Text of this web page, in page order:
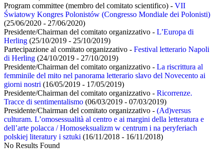
Program committee (membro del comitato scientifico) - VII
Światowy Kongres Polonistów (Congresso Mondiale dei Polonisti)
(25/06/2020 - 27/06/2020)
Presidente/Chairman del comitato organizzativo - L’Europa di
Herling (25/10/2019 - 25/10/2019)
Partecipazione al comitato organizzativo - Festival letterario Napoli
di Herling (24/10/2019 - 27/10/2019)
Presidente/Chairman del comitato organizzativo - La riscrittura al
femminile del mito nel panorama letterario slavo del Novecento ai
giorni nostri (16/05/2019 - 17/05/2019)
Presidente/Chairman del comitato organizzativo - Ricorrenze.
Tracce di sentimentalismo (06/03/2019 - 07/03/2019)
Presidente/Chairman del comitato organizzativo - (Ad)versus
culturam. L’omosessualità al centro e ai margini della letteratura e
dell’arte polacca / Homoseksualizm w centrum i na peryferiach
polskiej literatury i sztuki (16/11/2018 - 16/11/2018)
No Results Found